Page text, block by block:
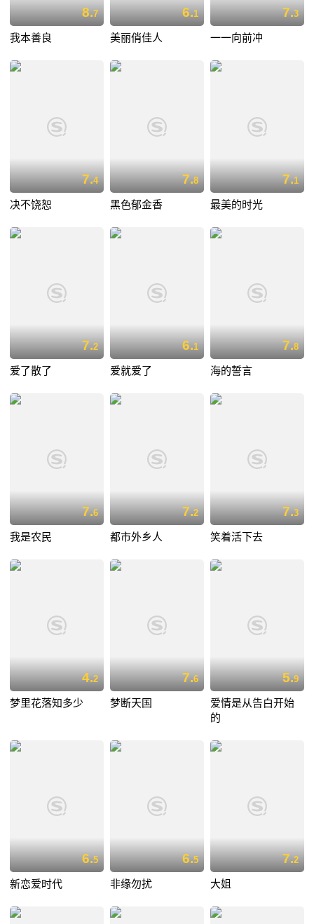
8.7
我本善良
6.1
美丽俏佳人
7.3
一一向前冲
7.4
决不饶恕
7.8
黑色郁金香
7.1
最美的时光
7.2
爱了散了
6.1
爱就爱了
7.8
海的誓言
7.6
我是农民
7.2
都市外乡人
7.3
笑着活下去
4.2
梦里花落知多少
7.6
梦断天国
5.9
爱情是从告白开始
的
6.5
新恋爱时代
6.5
非缘勿扰
7.2
大姐